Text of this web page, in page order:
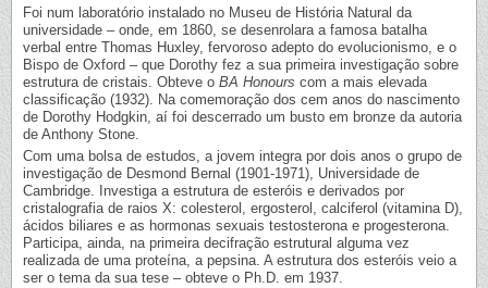
Foi num laboratório instalado no Museu de História Natural da
universidade – onde, em 1860, se desenrolara a famosa batalha
verbal entre Thomas Huxley, fervoroso adepto do evolucionismo, e o
Bispo de Oxford – que Dorothy fez a sua primeira investigação sobre
estrutura de cristais. Obteve o BA Honours com a mais elevada
classificação (1932). Na comemoração dos cem anos do nascimento
de Dorothy Hodgkin, aí foi descerrado um busto em bronze da autoria
de Anthony Stone.
Com uma bolsa de estudos, a jovem integra por dois anos o grupo de
investigação de Desmond Bernal (1901-1971), Universidade de
Cambridge. Investiga a estrutura de esteróis e derivados por
cristalografia de raios X: colesterol, ergosterol, calciferol (vitamina D),
ácidos biliares e as hormonas sexuais testosterona e progesterona.
Participa, ainda, na primeira decifração estrutural alguma vez
realizada de uma proteína, a pepsina. A estrutura dos esteróis veio a
ser o tema da sua tese – obteve o Ph.D. em 1937.